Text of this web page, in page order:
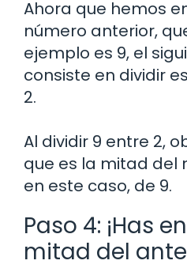
Ahora que hemos
número anterior,
ejemplo es 9, el
consiste en dividir
2.
Al dividir 9 entre 2,
que es la mitad del
en este caso, de 9.
Paso 4: ¡Has
mitad del